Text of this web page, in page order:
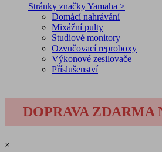
Stránky značky Yamaha >
Domácí nahrávání
Mixážní pulty
Studiové monitory
Ozvučovací reproboxy
Výkonové zesilovače
Příslušenství
DOPRAVA ZDARMA
×